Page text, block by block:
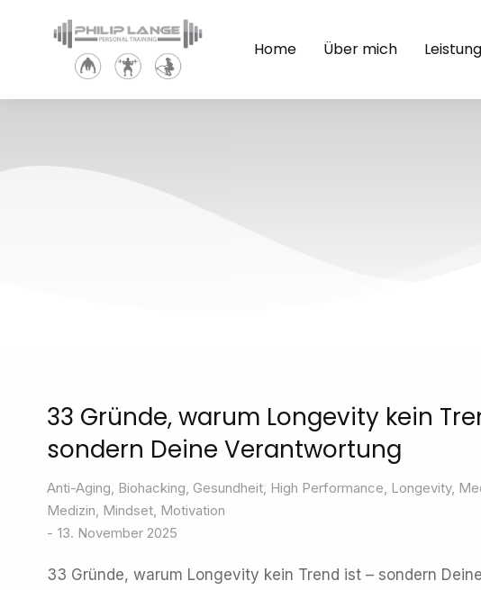
Home Über mich
33 Gründe, warum Longevity kein
sondern Deine Verantwortung
Anti-Aging, Biohacking, Gesundheit, High Performance, Longevity,
Medizin, Mindset, Motivation
13. November 2025
33 Gründe, warum Longevity kein Trend ist – sondern Deine